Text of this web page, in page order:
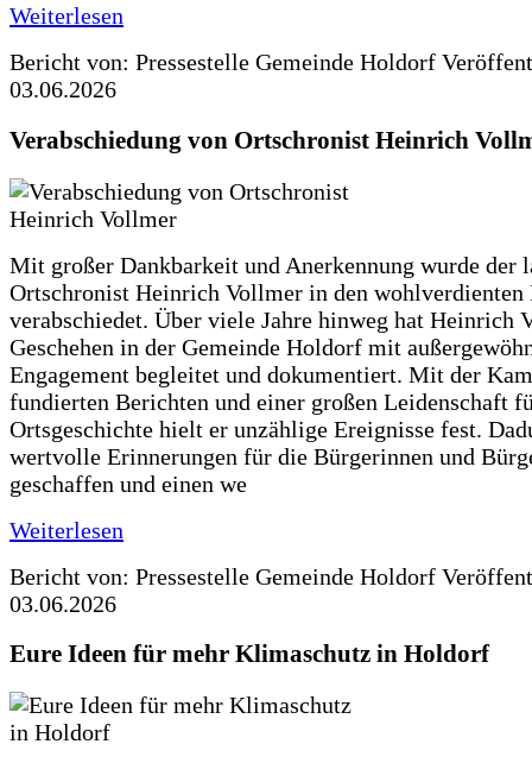
Weiterlesen
Bericht von: Pressestelle Gemeinde Holdorf
03.06.2026
Verabschiedung von Ortschronist Heinrich
Mit großer Dankbarkeit und Anerkennung wurde der
Ortschronist Heinrich Vollmer in den wohlverdienten
verabschiedet. Über viele Jahre hinweg hat Heinrich
Geschehen in der Gemeinde Holdorf mit
Engagement begleitet und dokumentiert. Mit der
fundierten Berichten und einer großen Leidenschaft
Ortsgeschichte hielt er unzählige Ereignisse fest.
wertvolle Erinnerungen für die Bürgerinnen und
geschaffen und einen we
Weiterlesen
Bericht von: Pressestelle Gemeinde Holdorf
03.06.2026
Eure Ideen für mehr Klimaschutz in Holdorf